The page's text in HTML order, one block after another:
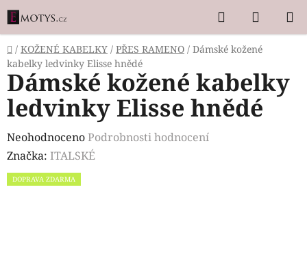
Přejít
na
obsah
Hledat
KOŠÍK
Domů
/ KOŽENÉ KABELKY / PŘES RAMENO / Dámské kožené
kabelky ledvinky Elisse hnědé
Dámské kožené kabelky
ledvinky Elisse hnědé
Průměrné
hodnocení
produktu
NeohodnocenoPodrobnosti hodnocení
Značka: ITALSKÉ
DOPRAVA ZDARMA